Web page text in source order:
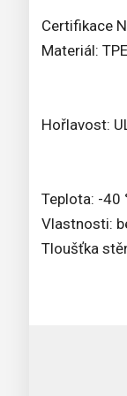
Certifikace
Materiál: TPE
Hořlavost:
Teplota: -40
Vlastnosti:
Tloušťka